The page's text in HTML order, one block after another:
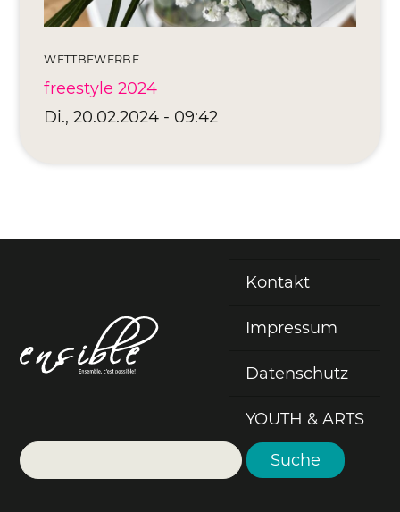
WETTBEWERBE
freestyle 2024
Di., 20.02.2024 - 09:42
Fußzeile
Kontakt
Impressum
Datenschutz
YOUTH & ARTS
Suche